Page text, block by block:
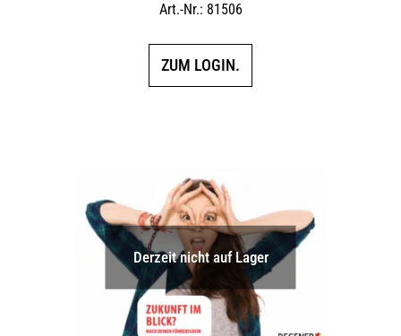
Art.-Nr.: 81506
ZUM LOGIN.
Derzeit nicht auf Lager